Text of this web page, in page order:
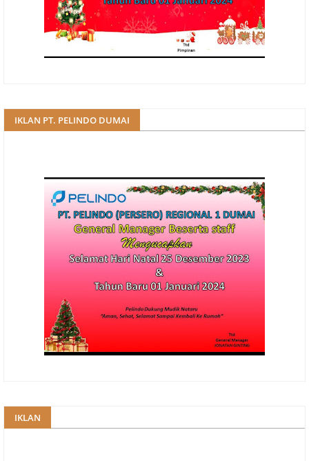
IKLAN PT. PELINDO DUMAI
IKLAN